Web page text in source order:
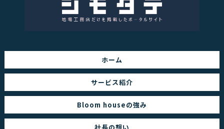
ホーム
サービス紹介
Bloom houseの強み